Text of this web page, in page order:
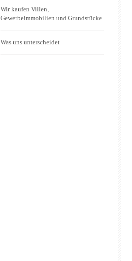
Wir kaufen Villen,
Gewerbeimmobilien und Grundstücke
Was uns unterscheidet